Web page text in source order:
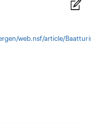
web.nsf/article/